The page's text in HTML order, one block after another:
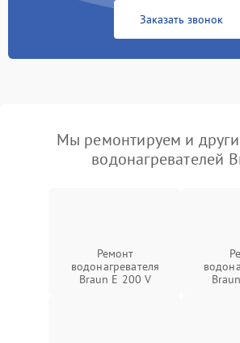
Заказать звонок
Мы ремонтируем и
водонагревателей
Ремонт
водонагревателя
Braun E 200 V